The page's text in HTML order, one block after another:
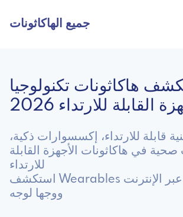
جميع الهاكاثونات
هاكاثونات تكنولوجيا
القابلة للارتداء 2026
قابلة للارتداء، إكسسوارات ذكية،
صحية في هاكاثونات الأجهزة القابلة
للارتداء
استكشف Wearables الهاكاثونات عبر الإنترنت
ووجها لوجه